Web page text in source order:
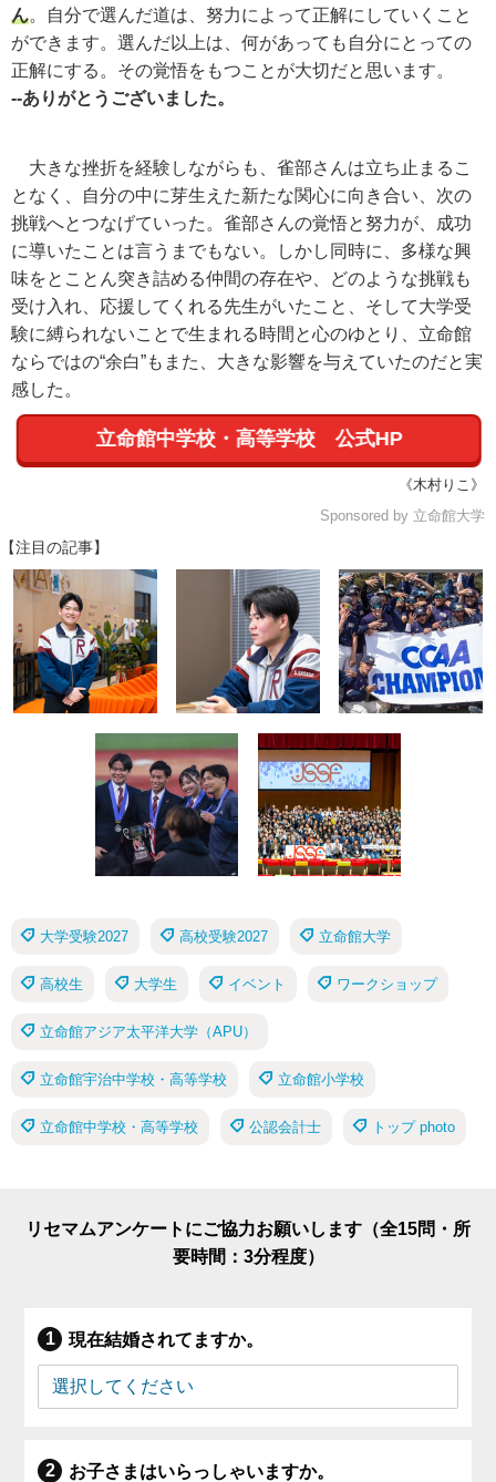
ん。自分で選んだ道は、努力によって正解にしていくこと
ができます。選んだ以上は、何があっても自分にとっての
正解にする。その覚悟をもつことが大切だと思います。
--ありがとうございました。
大きな挫折を経験しながらも、雀部さんは立ち止まるこ
となく、自分の中に芽生えた新たな関心に向き合い、次の
挑戦へとつなげていった。雀部さんの覚悟と努力が、成功
に導いたことは言うまでもない。しかし同時に、多様な興
味をとことん突き詰める仲間の存在や、どのような挑戦も
受け入れ、応援してくれる先生がいたこと、そして大学受
験に縛られないことで生まれる時間と心のゆとり、立命館
ならではの“余白”もまた、大きな影響を与えていたのだと実
感した。
立命館中学校・高等学校 公式HP
《木村りこ》
Sponsored by 立命館大学
【注目の記事】
大学受験2027 高校受験2027 立命館大学
高校生 大学生 イベント ワークショップ
立命館アジア太平洋大学（APU）
立命館宇治中学校・高等学校 立命館小学校
立命館中学校・高等学校 公認会計士 トップ photo
リセマムアンケートにご協力お願いします（全15問・所
要時間：3分程度）
現在結婚されてますか。
お子さまはいらっしゃいますか。